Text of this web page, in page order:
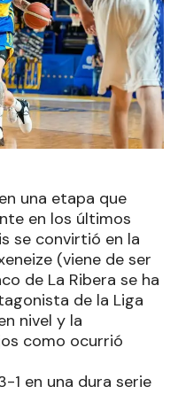
una etapa que
en los últimos
se convirtió en la
(viene de ser
de La Ribera se ha
de la Liga
nivel y la
como ocurrió
1 en una dura serie